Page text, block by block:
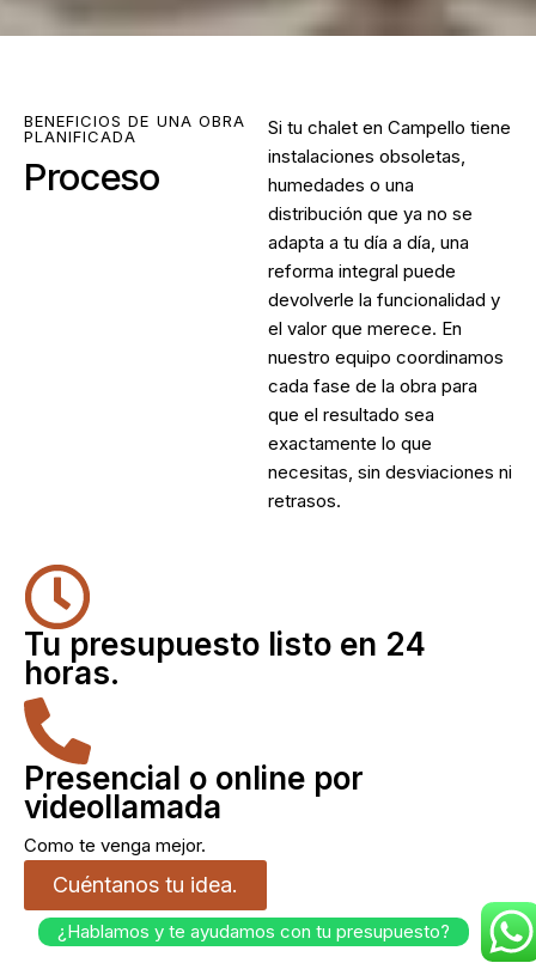
BENEFICIOS DE UNA OBRA
PLANIFICADA
Proceso
Si tu chalet en Campello tiene
instalaciones obsoletas,
humedades o una
distribución que ya no se
adapta a tu día a día, una
reforma integral puede
devolverle la funcionalidad y
el valor que merece. En
nuestro equipo coordinamos
cada fase de la obra para
que el resultado sea
exactamente lo que
necesitas, sin desviaciones ni
retrasos.
Tu presupuesto listo en 24
horas.
Presencial o online por
videollamada
Como te venga mejor.
Cuéntanos tu idea.
¿Hablamos y te ayudamos con tu presupuesto?